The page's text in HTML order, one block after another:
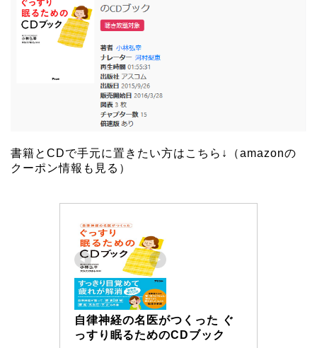
書籍とCDで手元に置きたい方はこちら↓（amazonの
クーポン情報も見る ）
自律神経の名医がつくった ぐ
っすり眠るためのCDブック